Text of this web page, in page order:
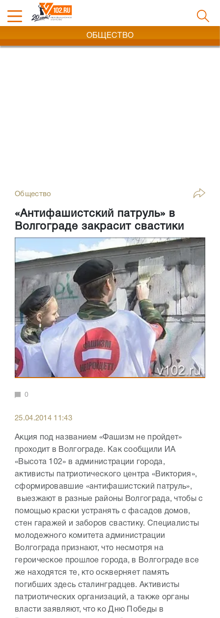
ОБЩЕСТВО
Общество
«Антифашистский патруль» в
Волгограде закрасит свастики
0
25.04.2014 11:43
Акция под названием «Фашизм не пройдет»
проходит в Волгограде. Как сообщили ИА
«Высота 102» в администрации города,
активисты патриотического центра «Виктория»,
сформировавшие «антифашистский патруль»,
выезжают в разные районы Волгограда, чтобы с
помощью краски устранять с фасадов домов,
стен гаражей и заборов свастику. Специалисты
молодежного комитета администрации
Волгограда признают, что несмотря на
героическое прошлое города, в Волгограде все
же находятся те, кто оскверняет память
погибших здесь сталинградцев. Активисты
патриотических организаций, а также органы
власти заявляют, что ко Дню Победы в